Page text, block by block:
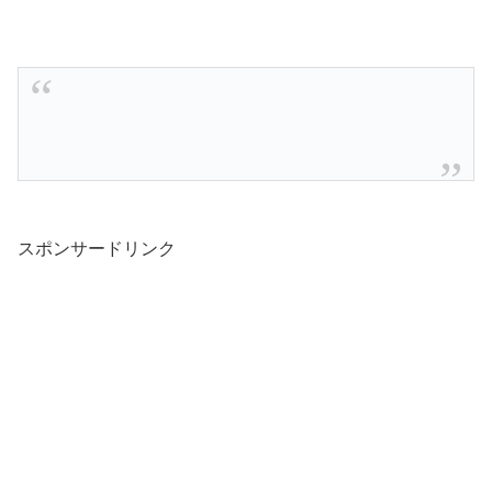
スポンサードリンク